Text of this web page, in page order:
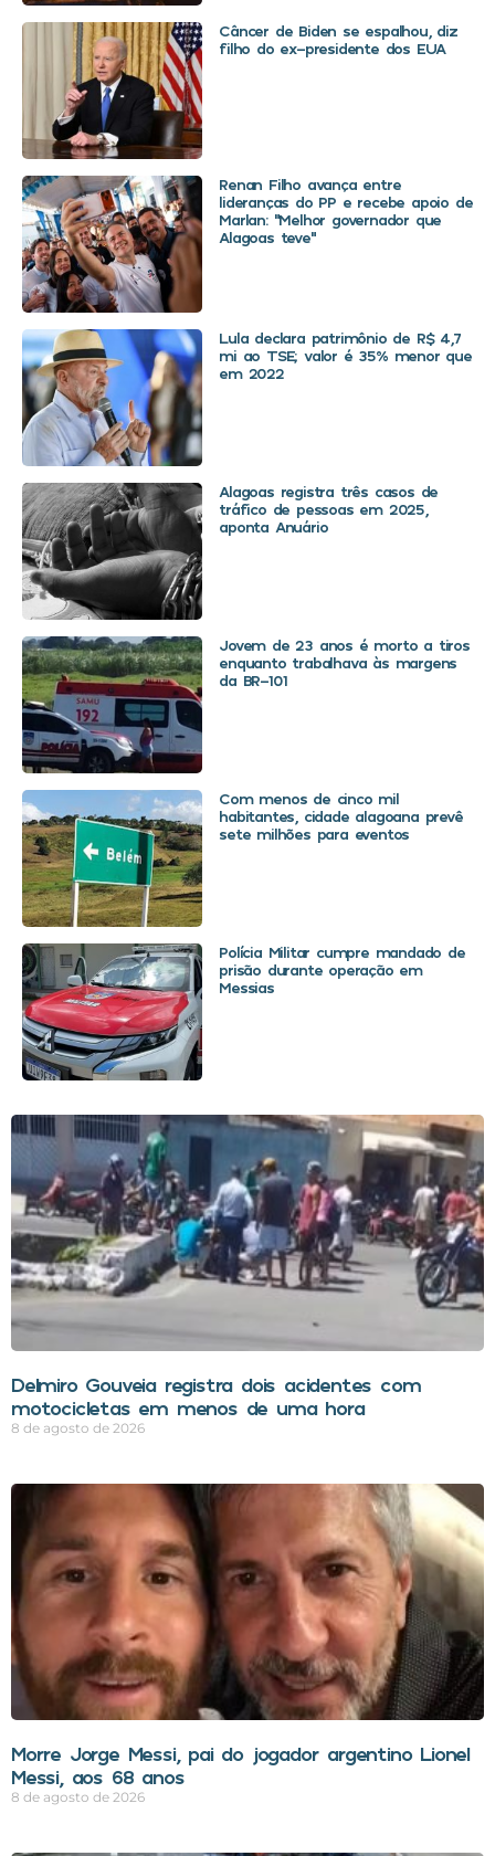
Câncer de Biden se espalhou, diz
filho do ex-presidente dos EUA
Renan Filho avança entre
lideranças do PP e recebe apoio de
Marlan: “Melhor governador que
Alagoas teve”
Lula declara patrimônio de R$ 4,7
mi ao TSE; valor é 35% menor que
em 2022
Alagoas registra três casos de
tráfico de pessoas em 2025,
aponta Anuário
Jovem de 23 anos é morto a tiros
enquanto trabalhava às margens
da BR-101
Com menos de cinco mil
habitantes, cidade alagoana prevê
sete milhões para eventos
Polícia Militar cumpre mandado de
prisão durante operação em
Messias
Delmiro Gouveia registra dois acidentes com
motocicletas em menos de uma hora
8 de agosto de 2026
Morre Jorge Messi, pai do jogador argentino Lionel
Messi, aos 68 anos
8 de agosto de 2026